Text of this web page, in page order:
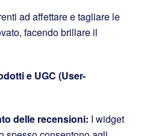
ad affettare e tagliare le
facendo brillare il
e UGC (User-
delle recensioni: I widget